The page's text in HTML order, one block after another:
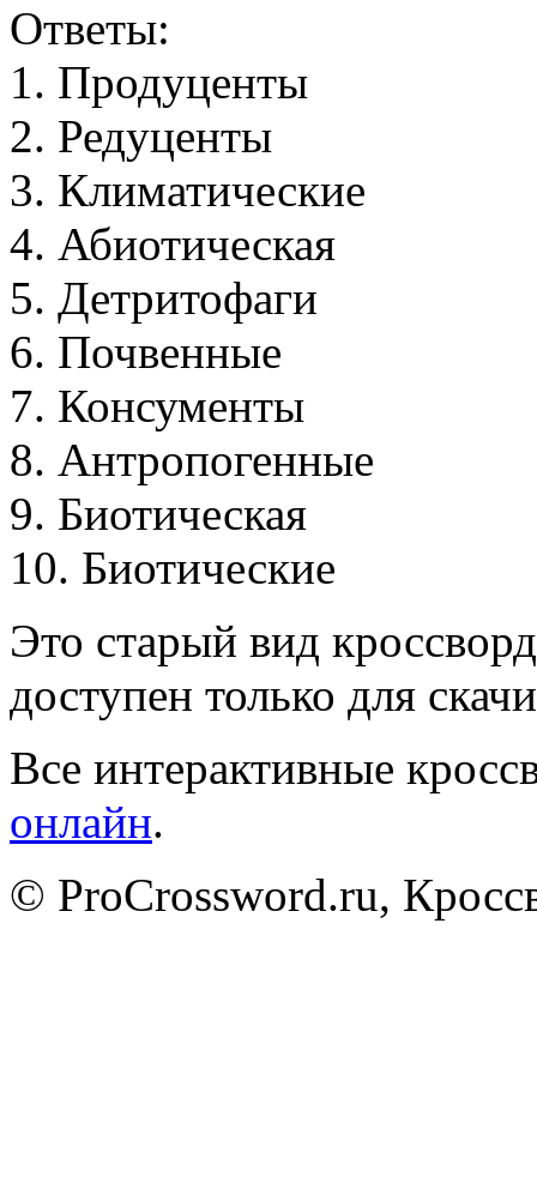
Ответы:
1. Продуценты
2. Редуценты
3. Климатические
4. Абиотическая
5. Детритофаги
6. Почвенные
7. Консументы
8. Антропогенные
9. Биотическая
10. Биотические
Это старый вид
доступен только для
Все интерактивные
онлайн.
© ProCrossword.ru,